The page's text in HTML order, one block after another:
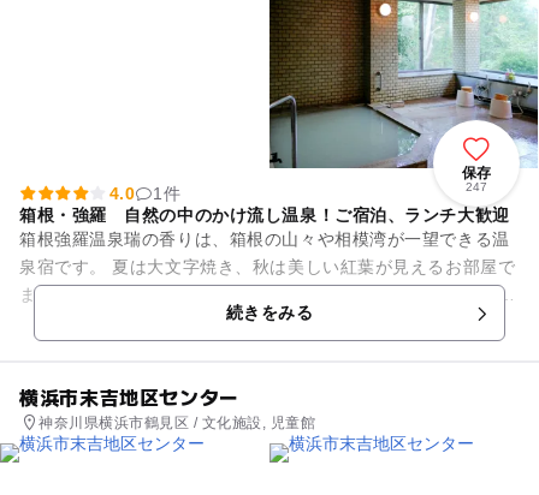
保存
247
4.0
1件
箱根・強羅 自然の中のかけ流し温泉！ご宿泊、ランチ大歓迎
箱根強羅温泉瑞の香りは、箱根の山々や相模湾が一望できる温
泉宿です。 夏は大文字焼き、秋は美しい紅葉が見えるお部屋で
まったり。 ご家族でママ友で！かけ流し温泉でリラックスでき
続きをみる
横浜市末吉地区センター
神奈川県横浜市鶴見区 / 文化施設, 児童館